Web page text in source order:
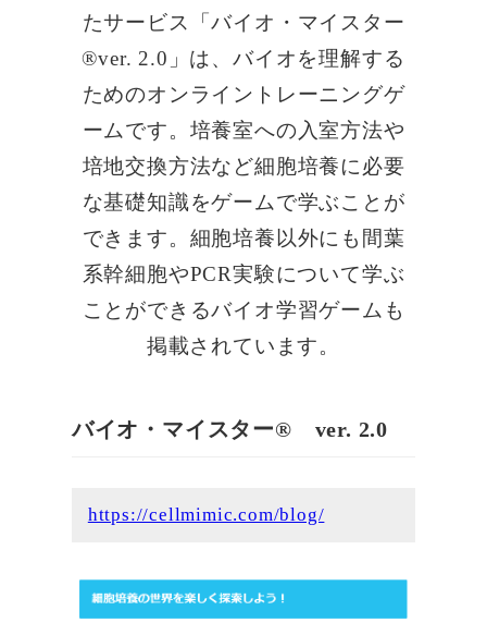
たサービス「バイオ・マイスター
®ver. 2.0」は、バイオを理解する
ためのオンライントレーニングゲ
ームです。培養室への入室方法や
培地交換方法など細胞培養に必要
な基礎知識をゲームで学ぶことが
できます。細胞培養以外にも間葉
系幹細胞やPCR実験について学ぶ
ことができるバイオ学習ゲームも
掲載されています。
バイオ・マイスター® ver. 2.0
https://cellmimic.com/blog/